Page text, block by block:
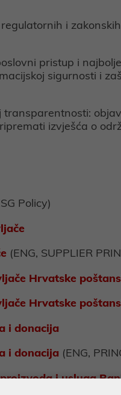
i
pristup i
sigurnosti i
transparentnosti:
izvješća o
Policy)
(ENG, SUPPLIER
Hrvatske
Hrvatske
i donacija
i donacija (ENG,
i usluga